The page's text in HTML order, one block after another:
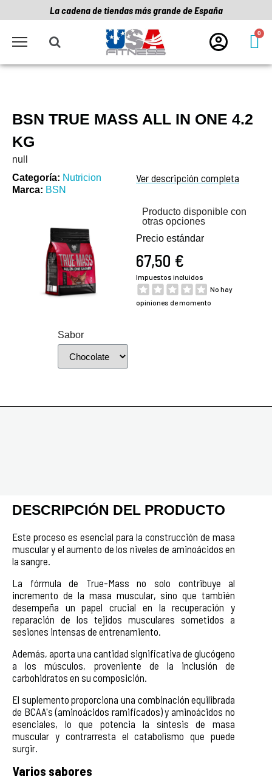
La cadena de tiendas más grande de España
BSN TRUE MASS ALL IN ONE 4.2
KG
null
Categoría
Nutricion
Marca
BSN
Ver descripción completa
Producto disponible con
otras opciones
Precio estándar
67,50 €
Impuestos incluidos
No hay
opiniones de momento
Sabor
DESCRIPCIÓN DEL PRODUCTO
Este proceso es esencial para la construcción de masa
muscular y el aumento de los niveles de aminoácidos en
la sangre.
La fórmula de True-Mass no solo contribuye al
incremento de la masa muscular, sino que también
desempeña un papel crucial en la recuperación y
reparación de los tejidos musculares sometidos a
sesiones intensas de entrenamiento.
Además, aporta una cantidad significativa de glucógeno
a los músculos, proveniente de la inclusión de
carbohidratos en su composición.
El suplemento proporciona una combinación equilibrada
de BCAA's (aminoácidos ramificados) y aminoácidos no
esenciales, lo que potencia la síntesis de masa
muscular y contrarresta el catabolismo que puede
surgir.
Varios sabores